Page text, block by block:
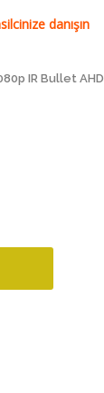
danışın
IR Bullet AHD